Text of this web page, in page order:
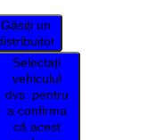
Găsiți un
Selectați
vehiculul
dvs. pentru
a confirma
că acest